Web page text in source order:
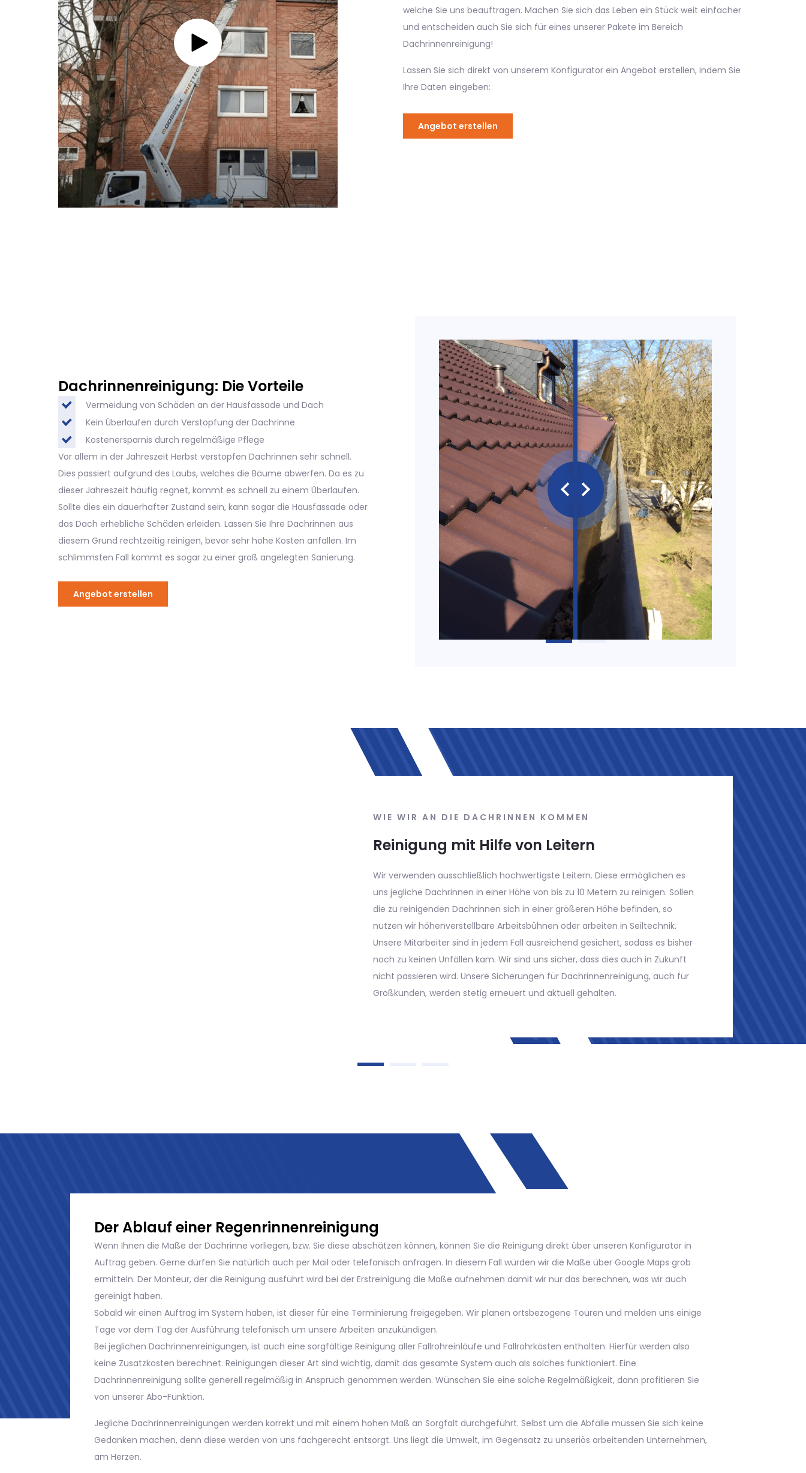
welche Sie uns beauftragen. Machen Sie sich das Leben ein Stück weit einfacher
und entscheiden auch Sie sich für eines unserer Pakete im Bereich
Dachrinnenreinigung!
Lassen Sie sich direkt von unserem Konfigurator ein Angebot erstellen, indem Sie
Ihre Daten eingeben:
Angebot erstellen
Dachrinnenreinigung: Die Vorteile
Vermeidung von Schäden an der Hausfassade und Dach
Kein Überlaufen durch Verstopfung der Dachrinne
Kostenersparnis durch regelmäßige Pflege
Vor allem in der Jahreszeit Herbst verstopfen Dachrinnen sehr schnell.
Dies passiert aufgrund des Laubs, welches die Bäume abwerfen. Da es zu
dieser Jahreszeit häufig regnet, kommt es schnell zu einem Überlaufen.
Sollte dies ein dauerhafter Zustand sein, kann sogar die Hausfassade oder
das Dach erhebliche Schäden erleiden. Lassen Sie Ihre Dachrinnen aus
diesem Grund rechtzeitig reinigen, bevor sehr hohe Kosten anfallen. Im
schlimmsten Fall kommt es sogar zu einer groß angelegten Sanierung.
Angebot erstellen
WIE WIR AN DIE DACHRINNEN KOMMEN
PSA-Seiltechnik
Dachrinnen in einer Höhe von über 10 Metern, werden von uns mit einer
speziellen Seiltechnik erreicht. Für die Reinigung spart man sich im
Gegensatz zur Verwendung der Arbeitsbühne oder einem Gerüst erhebliche
Kosten und Aufwand. Selbst sehr schwer zu erreichende Stellen, können so
ohne Arbeitsbühne gereinigt werden. Für Ihr persönliches Anliegen werden
alle Werkzeuge überprüft, sodass wir die sinnvollste Lösung ermitteln können.
Wenn Ihnen die Maße der Dachrinne vorliegen, bzw. Sie diese abschätzen können, können Sie die Reinigung direkt über unseren Konfigurator in
Auftrag geben. Gerne dürfen Sie natürlich auch per Mail oder telefonisch anfragen. In diesem Fall würden wir die Maße über Google Maps grob
ermitteln. Der Monteur, der die Reinigung ausführt wird bei der Erstreinigung die Maße aufnehmen damit wir nur das berechnen, was wir auch
gereinigt haben.
Sobald wir einen Auftrag im System haben, ist dieser für eine Terminierung freigegeben. Wir planen ortsbezogene Touren und melden uns einige
Tage vor dem Tag der Ausführung telefonisch um unsere Arbeiten anzukündigen.
Bei jeglichen Dachrinnenreinigungen, ist auch eine sorgfältige Reinigung aller Fallrohreinläufe und Fallrohrkästen enthalten. Hierfür werden also
keine Zusatzkosten berechnet. Reinigungen dieser Art sind wichtig, damit das gesamte System auch als solches funktioniert. Eine
Dachrinnenreinigung sollte generell regelmäßig in Anspruch genommen werden. Wünschen Sie eine solche Regelmäßigkeit, dann profitieren Sie
von unserer Abo-Funktion.
Jegliche Dachrinnenreinigungen werden korrekt und mit einem hohen Maß an Sorgfalt durchgeführt. Selbst um die Abfälle müssen Sie sich keine
Gedanken machen, denn diese werden von uns fachgerecht entsorgt. Uns liegt die Umwelt, im Gegensatz zu unseriös arbeitenden Unternehmen,
am Herzen.